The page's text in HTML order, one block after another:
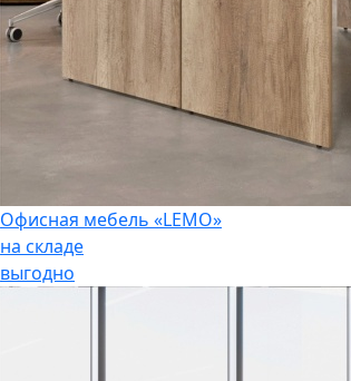
Офисная мебель «LEMO»
на складе
выгодно